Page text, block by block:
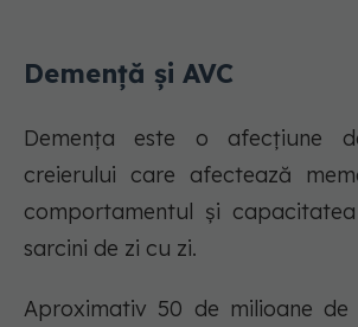
Demență și AVC
Demența este o afecțiune
creierului care afectează
comportamentul și
sarcini de zi cu zi.
Aproximativ 50 de milioane de